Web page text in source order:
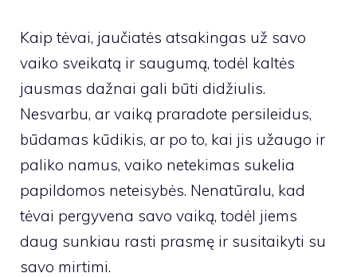
Kaip tėvai, jaučiatės atsakingas už savo
vaiko sveikatą ir saugumą, todėl kaltės
jausmas dažnai gali būti didžiulis.
Nesvarbu, ar vaiką praradote persileidus,
būdamas kūdikis, ar po to, kai jis užaugo ir
paliko namus, vaiko netekimas sukelia
papildomos neteisybės. Nenatūralu, kad
tėvai pergyvena savo vaiką, todėl jiems
daug sunkiau rasti prasmę ir susitaikyti su
savo mirtimi.